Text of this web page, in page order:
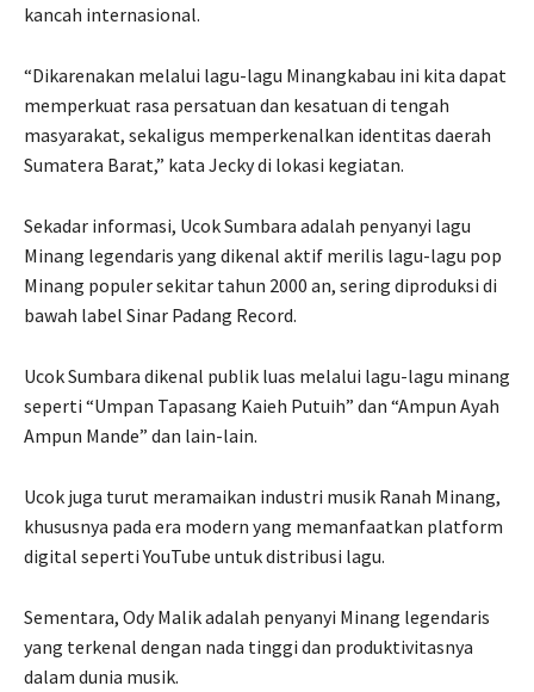
kancah internasional.
“Dikarenakan melalui lagu-lagu Minangkabau ini kita dapat
memperkuat rasa persatuan dan kesatuan di tengah
masyarakat, sekaligus memperkenalkan identitas daerah
Sumatera Barat,” kata Jecky di lokasi kegiatan.
Sekadar informasi, Ucok Sumbara adalah penyanyi lagu
Minang legendaris yang dikenal aktif merilis lagu-lagu pop
Minang populer sekitar tahun 2000 an, sering diproduksi di
bawah label Sinar Padang Record.
Ucok Sumbara dikenal publik luas melalui lagu-lagu minang
seperti “Umpan Tapasang Kaieh Putuih” dan “Ampun Ayah
Ampun Mande” dan lain-lain.
Ucok juga turut meramaikan industri musik Ranah Minang,
khususnya pada era modern yang memanfaatkan platform
digital seperti YouTube untuk distribusi lagu.
Sementara, Ody Malik adalah penyanyi Minang legendaris
yang terkenal dengan nada tinggi dan produktivitasnya
dalam dunia musik.